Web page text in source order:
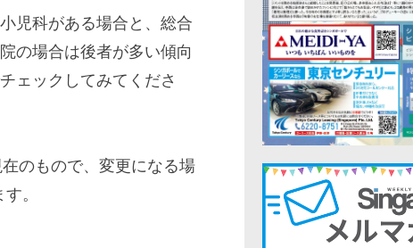
児科がある場合と、総合
の場合は後者が多い傾向
ェックしてみてくださ
のもので、変更になる場
。